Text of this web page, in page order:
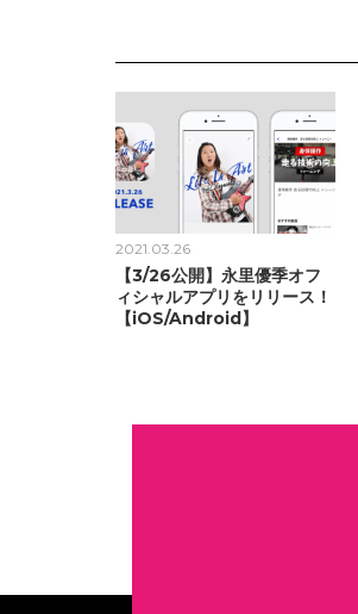
2021.03.26
【3/26公開】永里優季オフ
ィシャルアプリをリリース！
【iOS/Android】